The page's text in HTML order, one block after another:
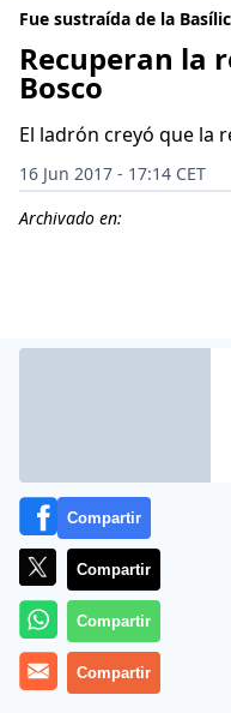
Fue sustraída de la
Recuperan la
Bosco
El ladrón creyó que la
16 Jun 2017 - 17:14 CET
Archivado en:
Más información
Compartir
Compartir
Compartir
Compartir